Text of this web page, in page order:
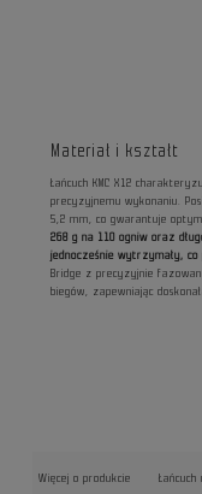
Materiał i kształt
Łańcuch KMC X12
precyzyjnemu wykonaniu.
5,2 mm, co gwarantuje
268 g na 110 ogniw oraz
jednocześnie wytrzymały,
Bridge z precyzyjnie
biegów, zapewniając
Więcej o produkcie